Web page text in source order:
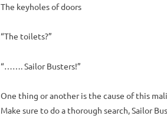
The keyholes of doors
“The toilets?”
“……. Sailor Busters!”
One thing or another is the cause of this
Make sure to do a thorough search, Sailor